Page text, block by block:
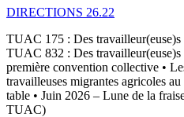
DIRECTIONS 26.22
TUAC 175 : Des travailleur(euse)s
TUAC 832 : Des travailleur(euse)s
première convention collective •
travailleuses migrantes agricoles
table • Juin 2026 – Lune de la
TUAC)